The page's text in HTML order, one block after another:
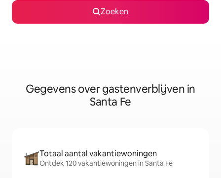
Zoeken
Gegevens over gastenverblijven in
Santa Fe
Totaal aantal vakantiewoningen
Ontdek 120 vakantiewoningen in Santa Fe